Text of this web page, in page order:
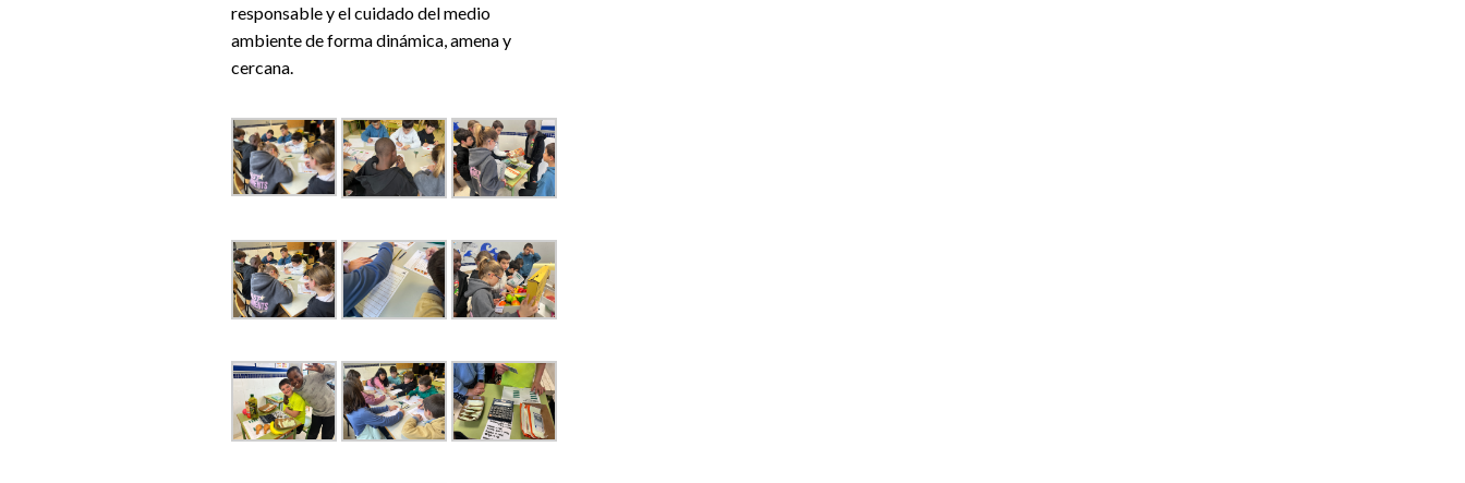
responsable y el cuidado del medio
ambiente de forma dinámica, amena y
cercana.